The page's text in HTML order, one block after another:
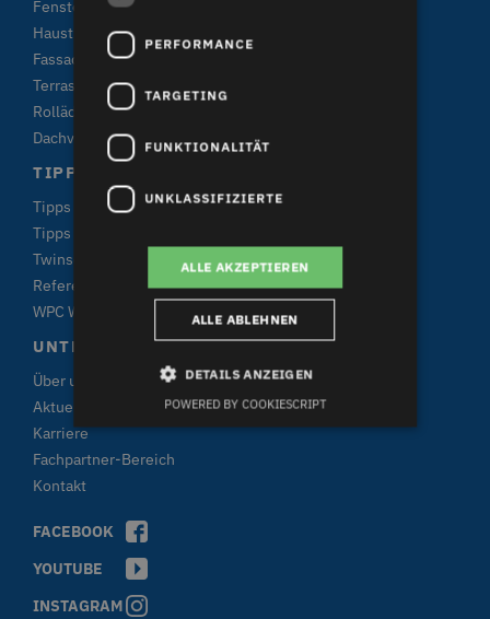
Fenster
Haustüren und Terrassentüren
Fassadenverkleidungen
Terrassensysteme
Rolläden
Dachverkleidungen
TIPPS & FAKTEN
Tipps für den Fensterkauf
Tipps für den Terrassenkauf
Twinson
Referenzen
WPC Wissen
UNTERNEHMEN DECEUNINCK
Über uns
Aktuelles & Presse
Karriere
Fachpartner-Bereich
Kontakt
FACEBOOK
YOUTUBE
INSTAGRAM
PERFORMANCE
TARGETING
FUNKTIONALITÄT
UNKLASSIFIZIERTE
ALLE AKZEPTIEREN
ALLE ABLEHNEN
DETAILS ANZEIGEN
Unbedingt erforderlich
Unbedingt erforderliche Cookies ermöglichen
wesentliche Kernfunktionen der Website wie die
Benutzeranmeldung und die Kontoverwaltung.
Ohne die unbedingt erforderlichen Cookies kann
POWERED BY COOKIESCRIPT